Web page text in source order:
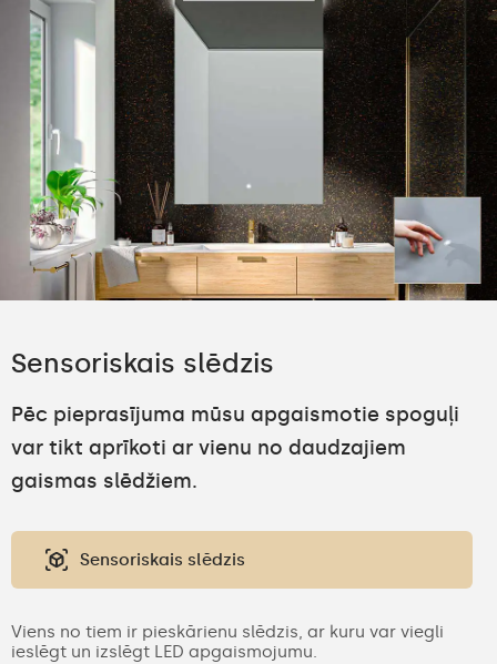
Sensoriskais slēdzis
Pēc pieprasījuma mūsu apgaismotie spoguļi
var tikt aprīkoti ar vienu no daudzajiem
gaismas slēdžiem.
Sensoriskais slēdzis
Viens no tiem ir pieskārienu slēdzis, ar kuru var viegli
ieslēgt un izslēgt LED apgaismojumu.